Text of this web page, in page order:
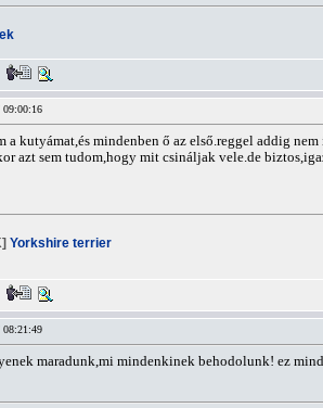
09:00:16
a kutyámat,és mindenben ő az első.reggel addig
azt sem tudom,hogy mit csináljak vele.de
Yorkshire terrier
08:21:49
maradunk,mi mindenkinek behodolunk! ez